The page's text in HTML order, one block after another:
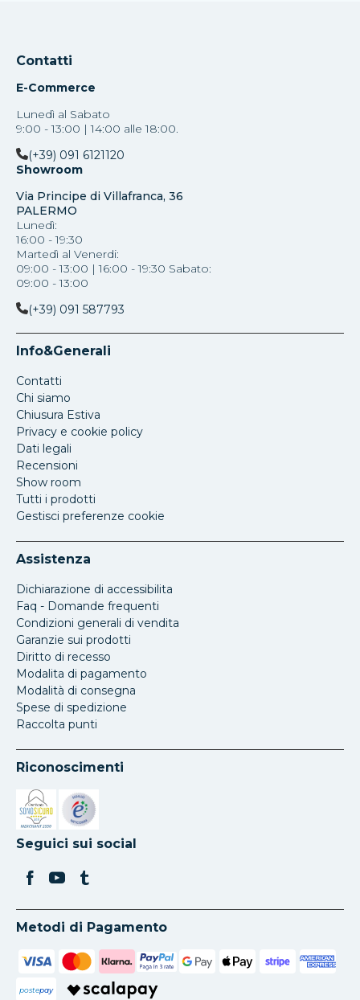
Contatti
E-Commerce
Lunedì al Sabato
9:00 - 13:00 | 14:00 alle 18:00.
(+39) 091 6121120
Showroom
Via Principe di Villafranca, 36
PALERMO
Lunedì:
16:00 - 19:30
Martedì al Venerdi:
09:00 - 13:00 | 16:00 - 19:30 Sabato:
09:00 - 13:00
(+39) 091 587793
Info&Generali
Contatti
Chi siamo
Chiusura Estiva
Privacy e cookie policy
Dati legali
Recensioni
Show room
Tutti i prodotti
Gestisci preferenze cookie
Assistenza
Dichiarazione di accessibilita
Faq - Domande frequenti
Condizioni generali di vendita
Garanzie sui prodotti
Diritto di recesso
Modalita di pagamento
Modalità di consegna
Spese di spedizione
Raccolta punti
Riconoscimenti
Si apre in una nuova scheda
Si apre in una nuova scheda
Seguici sui social
Metodi di Pagamento
postepay